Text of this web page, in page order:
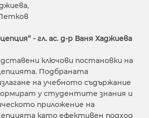
- гл. ас. д-р Ваня Хаджиева
ключови постановки на
Подбраната
на учебното съдържание
у студентите знания и
приложение на
като ефективен подход